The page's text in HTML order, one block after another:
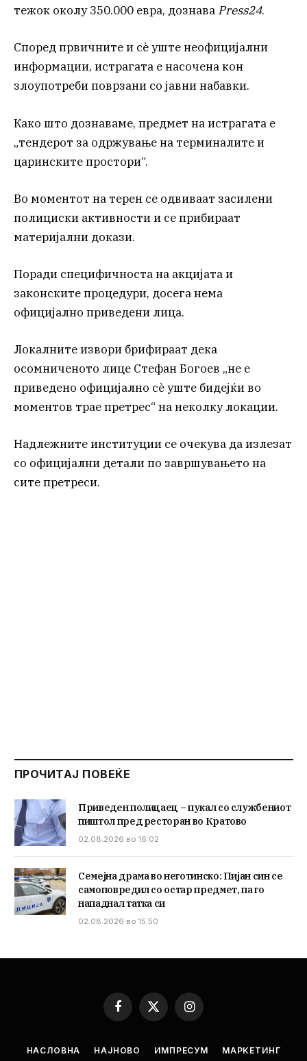
тежок околу 350.000 евра, дознава Press24.
Според првичните и сè уште неофицијални
информации, истрагата е насочена кон
злоупотреби поврзани со јавни набавки.
Како што дознаваме, предмет на истрагата е
„тендерот за одржување на терминалите и
царинските простори“.
Во моментот на терен се одвиваат засилени
полициски активности и се прибираат
материјални докази.
Поради специфичноста на акцијата и
законските процедури, досега нема
официјално приведени лица.
Локалните извори брифираат дека
осомниченото лице Стефан Богоев „не е
приведено официјално сè уште бидејќи во
моментов трае претрес“ на неколку локации.
Надлежните институции се очекува да излезат
со официјални детали по завршувањето на
сите претреси.
ПРОЧИТАЈ ПОВЕЌЕ
Приведен полицаец – пукал со службениот
пиштол пред ресторан во Кратово
02.08.2026 во 16:02
Семејна драма во неготинско: Пијан син се
самоповредил со остар предмет, па го
нападнал татка си
02.08.2026 во 15:50
Facebook
X
Instagram
НАСЛОВНА НАЈНОВО ИМПРЕСУМ МАРКЕТИНГ